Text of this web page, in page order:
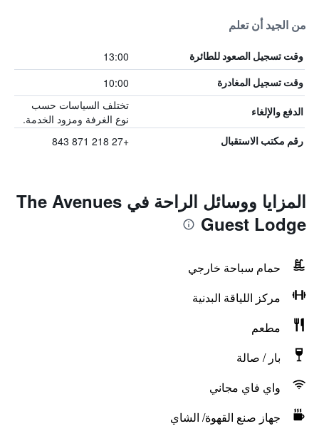
من الجيد أن تعلم
وقت تسجيل الصعود للطائرة 13:00
وقت تسجيل المغادرة 10:00
الدفع والإلغاء
تختلف السياسات حسب
نوع الغرفة ومزود الخدمة.
رقم مكتب الاستقبال +27 218 871 843
المزايا ووسائل الراحة في The Avenues
Guest Lodge
حمام سباحة خارجي
مركز اللياقة البدنية
مطعم
بار / صالة
واي فاي مجاني
جهاز صنع القهوة/ الشاي